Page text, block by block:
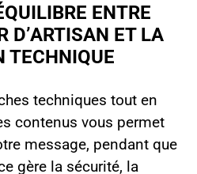
ENTRE
D’ARTISAN ET LA
TECHNIQUE
techniques tout en
contenus vous permet
message, pendant que
gère la sécurité, la